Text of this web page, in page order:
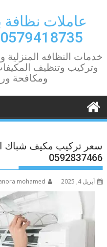
contentعاملات نظافة
0579418735-0549362075
خدمات النظافه المنزلية
وتركيب وتنظيف
ومكافحة
سعر تركيب مكيف شباك
0592837466
أبريل 4, 2025 mohamed